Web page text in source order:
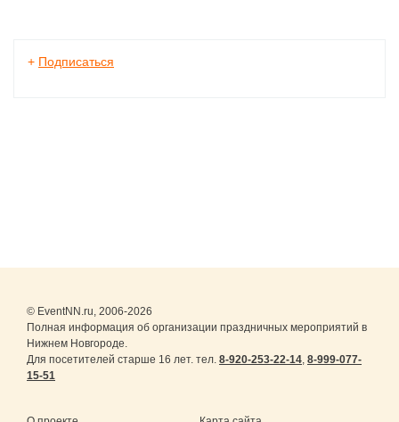
+ Подписаться
© EventNN.ru, 2006-2026
Полная информация об организации праздничных мероприятий в
Нижнем Новгороде.
Для посетителей старше 16 лет. тел. 8-920-253-22-14, 8-999-077-
15-51